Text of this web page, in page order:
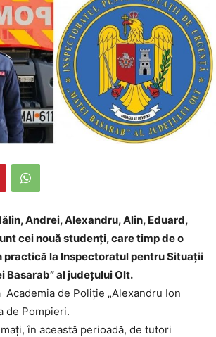
Andrei, Alexandru, Alin, Eduard,
cei nouă studenți, care timp de o
practică la Inspectoratul pentru Situații
Basarab” al județului Olt.
de Poliție „Alexandru Ion
de Pompieri.
în această perioadă, de tutori